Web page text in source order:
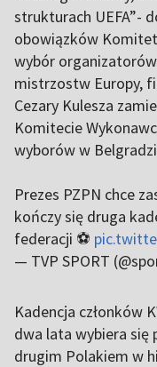
strukturach UEFA”-
obowiązków
wybór
mistrzostw Europy,
Cezary Kulesza
Komitecie
wyborów w
Prezes PZPN chce
kończy się druga
federacji ⚽️
— TVP SPORT
Kadencja członków
dwa lata wybiera się
drugim Polakiem w